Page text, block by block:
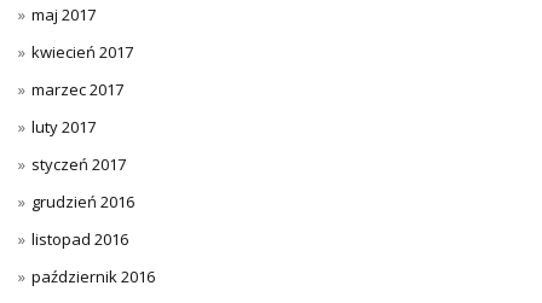
maj 2017
kwiecień 2017
marzec 2017
luty 2017
styczeń 2017
grudzień 2016
listopad 2016
październik 2016